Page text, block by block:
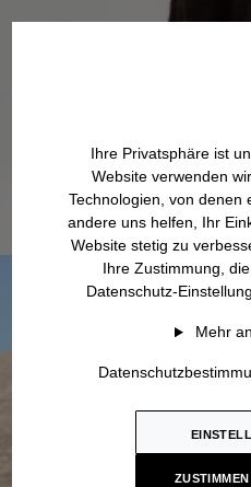
Ihre Privatsphäre ist
Website verwenden
Technologien, von denen
andere uns helfen, Ihr
Website stetig zu
Ihre Zustimmung,
Datenschutz-
Mehr